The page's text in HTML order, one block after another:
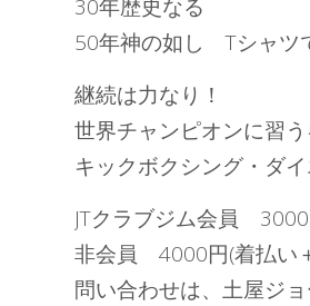
30年歴史なる
50年神の如し Tシャツ
継続は力なり！
世界チャンピオンに習う
キックボクシング・ダ
JTクラブジム会員
非会員 4000円(着払い
問い合わせは、土屋ジョ